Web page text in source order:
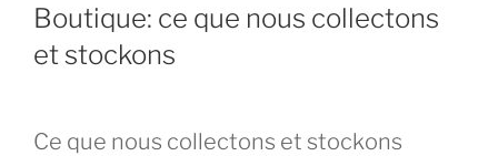
Boutique: ce que nous collectons
et stockons
Ce que nous collectons et stockons